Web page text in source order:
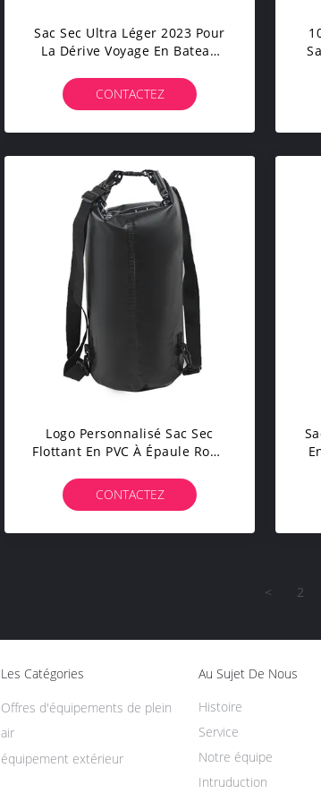
Sac Sec Ultra Léger 2023 Pour
La Dérive Voyage En Bateau
20D/30D/40D/70D Nylon
CONTACTEZ
Logo Personnalisé Sac Sec
Flottant En PVC À Épaule Rond
CONTACTEZ
< 2
Les Catégories
équipement extérieur
Offres d'équipements de plein
air
Au Sujet De Nous
Intruduction
Histoire
Service
Notre équipe